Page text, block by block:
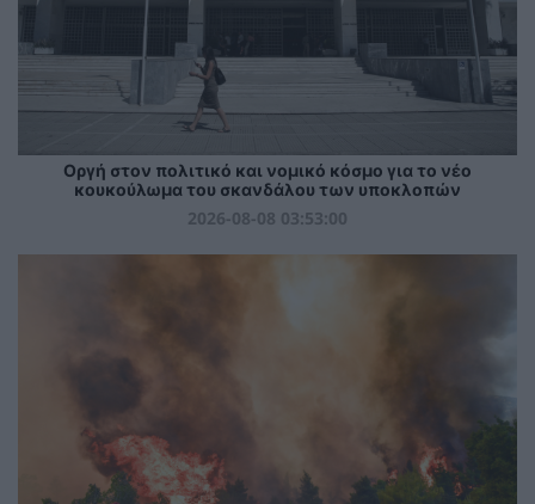
Οργή στον πολιτικό και νομικό κόσμο για το νέο
κουκούλωμα του σκανδάλου των υποκλοπών
2026-08-08 03:53:00